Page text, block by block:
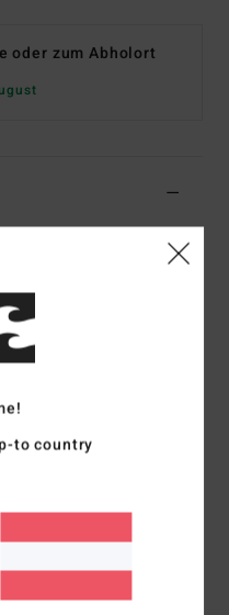
oder zum Abholort
% Baumwolle
to country